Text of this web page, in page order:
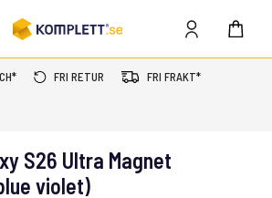
FRI RETUR FRI FRAKT*
S26 Ultra Magnet
violet)